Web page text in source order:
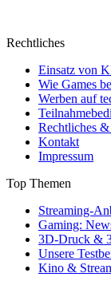
Rechtliches
Einsatz von
Wie Games
Werben auf
Rechtliches
Kontakt
Impressum
Top Themen
Streaming-
Gaming:
3D-Druck &
Unsere
Kino &